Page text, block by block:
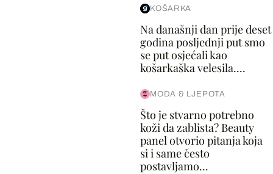
KOŠARKA
Na današnji dan prije deset
godina posljednji put smo
se put osjećali kao
košarkaška velesila....
MODA & LJEPOTA
Što je stvarno potrebno
koži da zablista? Beauty
panel otvorio pitanja koja
si i same često
postavljamo...